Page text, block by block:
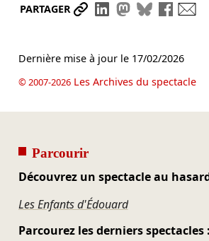
PARTAGER Partager le lien
Partager sur
Partager sur
Partager
Dernière mise à jour le 17/02/2026
© 2007-2026Les Archives du spectacle
Parcourir
Découvrez un spectacle au
Les Enfants d'Édouard
Parcourez les derniers spectacles :